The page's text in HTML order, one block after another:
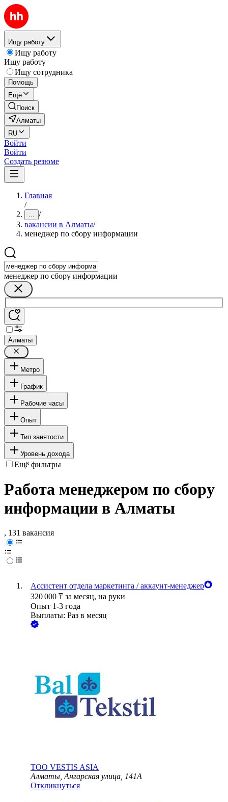
Ищу работу
Ищу работу
Ищу работу
Ищу сотрудника
Помощь
Ещё
Поиск
Алматы
RU
Войти
Войти
Создать резюме
Главная
/
... /
вакансии в Алматы/
менеджер по сбору информации
менеджер по сбору информации
Алматы
Метро
График
Рабочие часы
Опыт
Тип занятости
Уровень дохода
Ещё фильтры
Работа менеджером по сбору
информации в Алматы
, 131 вакансия
Ассистент отдела маркетинга / аккаунт-менеджер
320 000 ₸ за месяц, на руки
Опыт 1-3 года
Выплаты: Раз в месяц
ТОО VESTIS ASIA
Алматы, Ангарская улица, 141А
Откликнуться